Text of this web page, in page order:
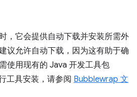
，它会提供自动下载并安装所需外
议允许自动下载，因为这有助于确
使用现有的 Java 开发工具包
工具安装，请参阅 Bubblewrap 文